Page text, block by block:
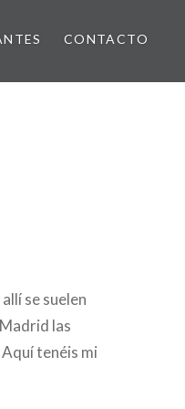
CONTACTO
se suelen
las
tenéis mi